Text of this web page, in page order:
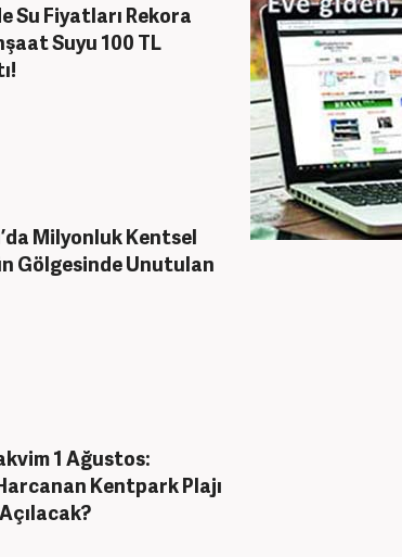
Su Fiyatları Rekora
Suyu 100 TL
Milyonluk Kentsel
Gölgesinde Unutulan
1 Ağustos:
Kentpark Plajı